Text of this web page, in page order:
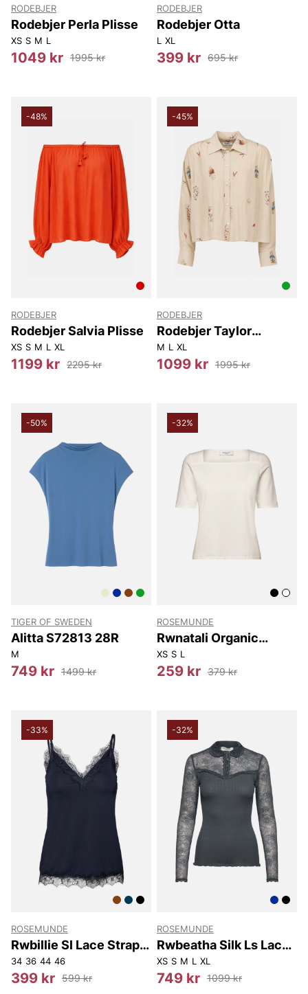
RODEBJER
Rodebjer Perla Plisse
XS S M L
1049 kr 1995 kr
RODEBJER
Rodebjer Otta
L XL
399 kr 695 kr
-48%
RODEBJER
Rodebjer Salvia Plisse
XS S M L XL
1199 kr 2295 kr
-45%
RODEBJER
Rodebjer Taylor
Duchess
M L XL
1099 kr 1995 kr
-50%
TIGER OF SWEDEN
Alitta S72813 28R
M
749 kr 1499 kr
-32%
ROSEMUNDE
Rwnatali Organic
Square 2/4 T-shirt
XS S L
259 kr 379 kr
-33%
ROSEMUNDE
Rwbillie Sl Lace Strap
Top
34 36 44 46
399 kr 599 kr
-32%
ROSEMUNDE
Rwbeatha Silk Ls Lace
Polo T-shirt
XS S M L XL
749 kr 1099 kr